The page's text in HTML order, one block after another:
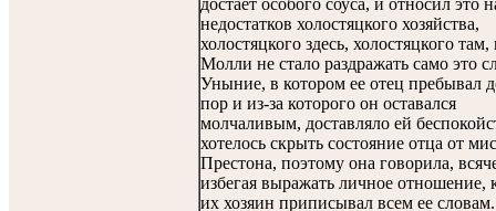
достает особого соуса, и относил это
недостатков холостяцкого хозяйства,
холостяцкого здесь, холостяцкого там,
Молли не стало раздражать само это
Уныние, в котором ее отец пребывал
пор и из-за которого он оставался
молчаливым, доставляло ей
хотелось скрыть состояние отца от
Престона, поэтому она говорила,
избегая выражать личное отношение,
их хозяин приписывал всем ее